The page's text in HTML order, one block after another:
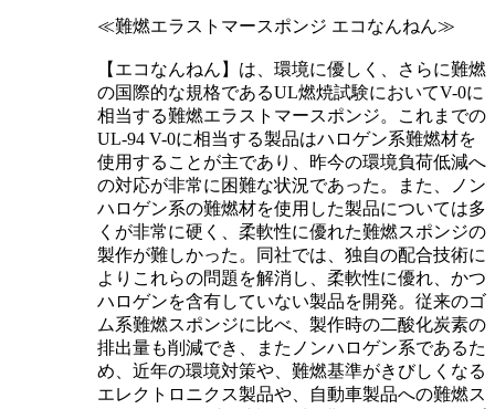
≪難燃エラストマースポンジ エコなんねん≫
【エコなんねん】は、環境に優しく、さらに難燃
の国際的な規格であるUL燃焼試験においてV-0に
相当する難燃エラストマースポンジ。これまでの
UL-94 V-0に相当する製品はハロゲン系難燃材を
使用することが主であり、昨今の環境負荷低減へ
の対応が非常に困難な状況であった。また、ノン
ハロゲン系の難燃材を使用した製品については多
くが非常に硬く、柔軟性に優れた難燃スポンジの
製作が難しかった。同社では、独自の配合技術に
よりこれらの問題を解消し、柔軟性に優れ、かつ
ハロゲンを含有していない製品を開発。従来のゴ
ム系難燃スポンジに比べ、製作時の二酸化炭素の
排出量も削減でき、またノンハロゲン系であるた
め、近年の環境対策や、難燃基準がきびしくなる
エレクトロニクス製品や、自動車製品への難燃ス